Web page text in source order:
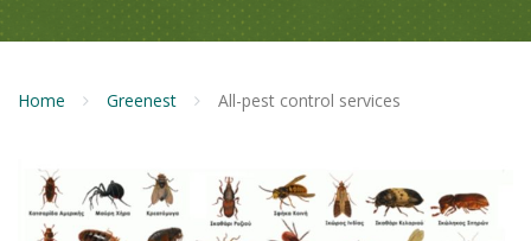
Home Greenest All-pest control services